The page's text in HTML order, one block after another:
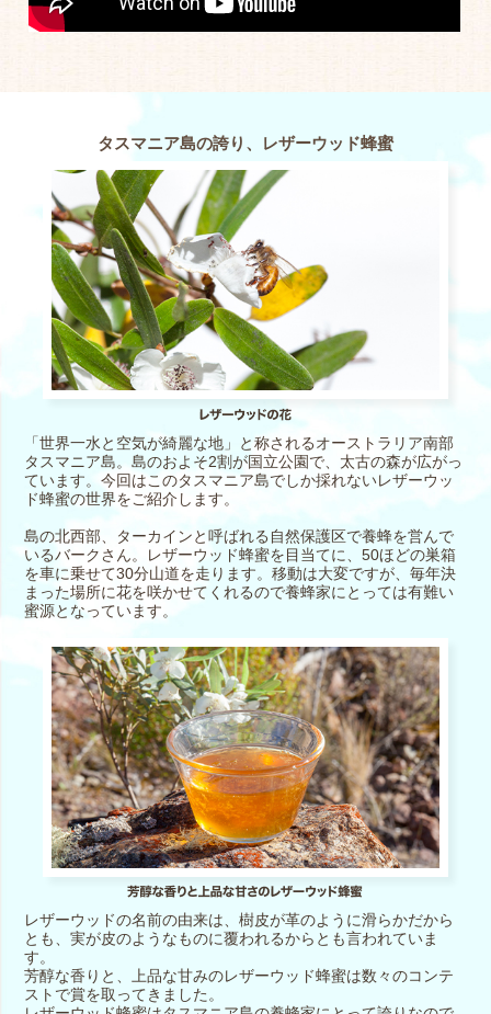
タスマニア島の誇り、レザーウッド蜂蜜
「世界一水と空気が綺麗な地」と称されるオーストラリア南部
タスマニア島。島のおよそ2割が国立公園で、太古の森が広がっ
ています。今回はこのタスマニア島でしか採れないレザーウッ
ド蜂蜜の世界をご紹介します。
島の北西部、ターカインと呼ばれる自然保護区で養蜂を営んで
いるバークさん。レザーウッド蜂蜜を目当てに、50ほどの巣箱
を車に乗せて30分山道を走ります。移動は大変ですが、毎年決
まった場所に花を咲かせてくれるので養蜂家にとっては有難い
蜜源となっています。
レザーウッドの名前の由来は、樹皮が革のように滑らかだから
とも、実が皮のようなものに覆われるからとも言われていま
す。
芳醇な香りと、上品な甘みのレザーウッド蜂蜜は数々のコンテ
ストで賞を取ってきました。